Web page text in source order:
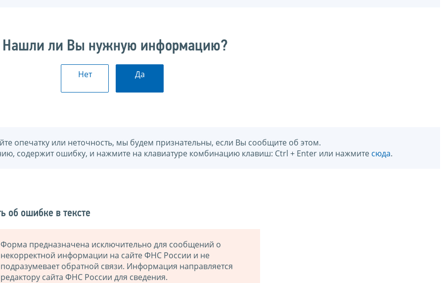
Нашли ли Вы нужную информацию?
Нет Да
опечатку или неточность, мы будем признательны, если Вы сообщите об этом.
содержит ошибку, и нажмите на клавиатуре комбинацию клавиш: Ctrl + Enter или нажмите сюда.
об ошибке в тексте
Форма предназначена исключительно для сообщений о
некорректной информации на сайте ФНС России и не
подразумевает обратной связи. Информация направляется
редактору сайта ФНС России для сведения.